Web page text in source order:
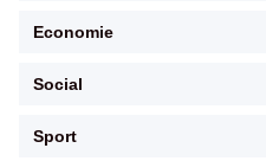
Economie
Social
Sport